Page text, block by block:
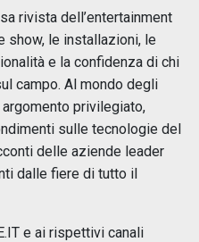
rivista dell’entertainment
show, le installazioni, le
e la confidenza di chi
campo. Al mondo degli
privilegiato,
sulle tecnologie del
delle aziende leader
dalle fiere di tutto il
e ai rispettivi canali